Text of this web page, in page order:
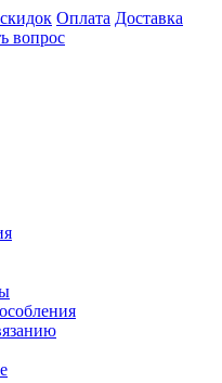
Оплата Доставка
вопрос